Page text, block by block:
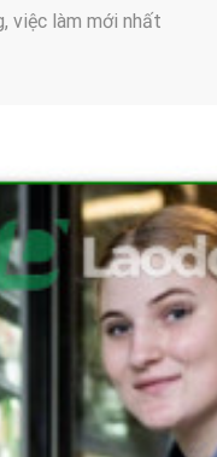
việc làm mới nhất